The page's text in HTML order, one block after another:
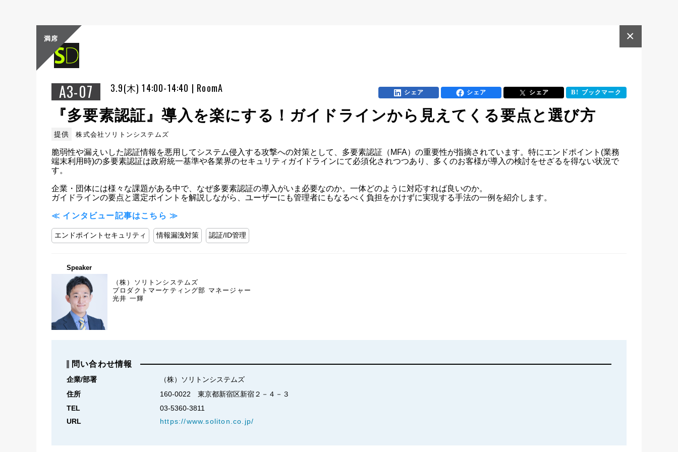
A3-07 3.9(木) 14:00-14:40 | RoomA
×
シェア シェア シェア ブックマーク
満席
『多要素認証』導入を楽にする！ガイドラインから見えてくる要点と選び方
提供 株式会社ソリトンシステムズ
脆弱性や漏えいした認証情報を悪用してシステム侵入する攻撃への対策として、多要素認証（MFA）の重要性が指摘されています。特にエンドポイント(業務
端末利用時)の多要素認証は政府統一基準や各業界のセキュリティガイドラインにて必須化されつつあり、多くのお客様が導入の検討をせざるを得ない状況で
す。
企業・団体には様々な課題がある中で、なぜ多要素認証の導入がいま必要なのか。一体どのように対応すれば良いのか。
ガイドラインの要点と選定ポイントを解説しながら、ユーザーにも管理者にもなるべく負担をかけずに実現する手法の一例を紹介します。
≪ インタビュー記事はこちら ≫
エンドポイントセキュリティ 情報漏洩対策 認証/ID管理
Speaker
（株）ソリトンシステムズ
プロダクトマーケティング部 マネージャー
光井 一輝
問い合わせ情報
企業/部署
（株）ソリトンシステムズ
住所
160-0022　東京都新宿区新宿２－４－３
TEL
03-5360-3811
URL
https://www.soliton.co.jp/